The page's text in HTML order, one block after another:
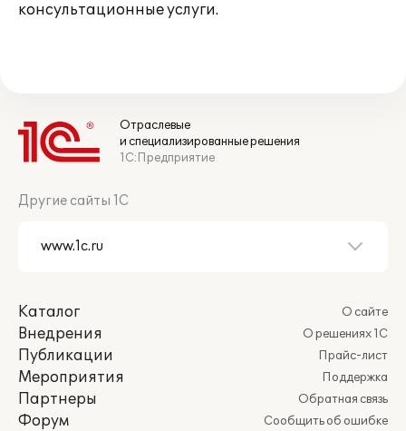
консультационные услуги.
Отраслевые
и специализированные решения
1С:Предприятие
Другие сайты 1С
Каталог
Внедрения
Публикации
Мероприятия
Партнеры
Форум
О сайте
О решениях 1С
Прайс-лист
Поддержка
Обратная связь
Сообщить об ошибке